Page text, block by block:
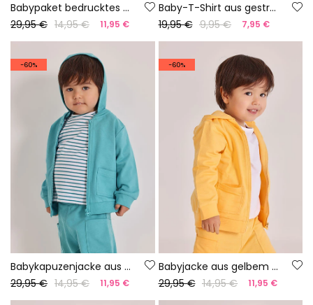
Babypaket bedrucktes Baumwoll-T-Shirt
29,95 € 14,95 € 11,95 €
Baby-T-Shirt aus gestreiftem Baumwollstoff
19,95 € 9,95 € 7,95 €
-60%
Babykapuzenjacke aus grünem Frottee.
29,95 € 14,95 € 11,95 €
-60%
Babyjacke aus gelbem Frottee.
29,95 € 14,95 € 11,95 €